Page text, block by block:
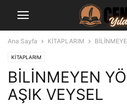
Ana Sayfa KİTAPLARIM
KİTAPLARIM
BİLİNMEYEN
AŞIK VEYSEL